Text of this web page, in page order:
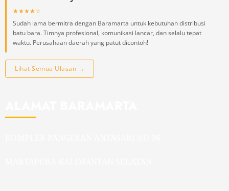
★★★★☆
Sudah lama bermitra dengan Baramarta untuk kebutuhan distribusi
batu bara. Timnya profesional, komunikasi lancar, dan selalu tepat
waktu. Perusahaan daerah yang patut dicontoh!
Lihat Semua Ulasan →